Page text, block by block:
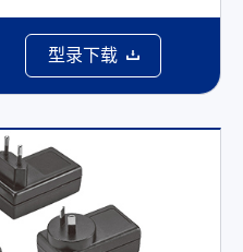
型录下载